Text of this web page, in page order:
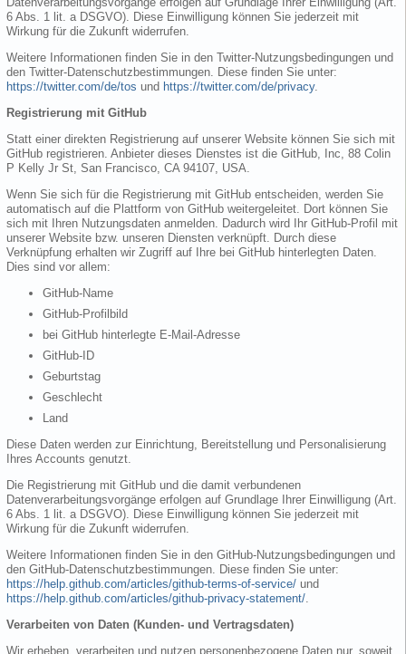
6 Abs. 1 lit. a DSGVO). Diese Einwilligung können Sie jederzeit mit
Wirkung für die Zukunft widerrufen.
Weitere Informationen finden Sie in den Twitter-Nutzungsbedingungen und
den Twitter-Datenschutzbestimmungen. Diese finden Sie unter:
https://twitter.com/de/tos und https://twitter.com/de/privacy.
Registrierung mit GitHub
Statt einer direkten Registrierung auf unserer Website können Sie sich mit
GitHub registrieren. Anbieter dieses Dienstes ist die GitHub, Inc, 88 Colin
P Kelly Jr St, San Francisco, CA 94107, USA.
Wenn Sie sich für die Registrierung mit GitHub entscheiden, werden Sie
automatisch auf die Plattform von GitHub weitergeleitet. Dort können Sie
sich mit Ihren Nutzungsdaten anmelden. Dadurch wird Ihr GitHub-Profil mit
unserer Website bzw. unseren Diensten verknüpft. Durch diese
Verknüpfung erhalten wir Zugriff auf Ihre bei GitHub hinterlegten Daten.
Dies sind vor allem:
GitHub-Name
GitHub-Profilbild
bei GitHub hinterlegte E-Mail-Adresse
GitHub-ID
Geburtstag
Geschlecht
Land
Diese Daten werden zur Einrichtung, Bereitstellung und Personalisierung
Ihres Accounts genutzt.
Die Registrierung mit GitHub und die damit verbundenen
Datenverarbeitungsvorgänge erfolgen auf Grundlage Ihrer Einwilligung (Art.
6 Abs. 1 lit. a DSGVO). Diese Einwilligung können Sie jederzeit mit
Wirkung für die Zukunft widerrufen.
Weitere Informationen finden Sie in den GitHub-Nutzungsbedingungen und
den GitHub-Datenschutzbestimmungen. Diese finden Sie unter:
https://help.github.com/articles/github-terms-of-service/ und
https://help.github.com/articles/github-privacy-statement/.
Verarbeiten von Daten (Kunden- und Vertragsdaten)
Wir erheben, verarbeiten und nutzen personenbezogene Daten nur, soweit